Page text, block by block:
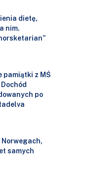
dietę,
nim.
pamiątki z MŚ
po
Norwegach,
samych